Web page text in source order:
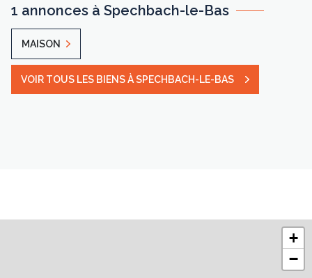
1 annonces à Spechbach-le-Bas
MAISON
VOIR TOUS LES BIENS À SPECHBACH-LE-BAS
+
−